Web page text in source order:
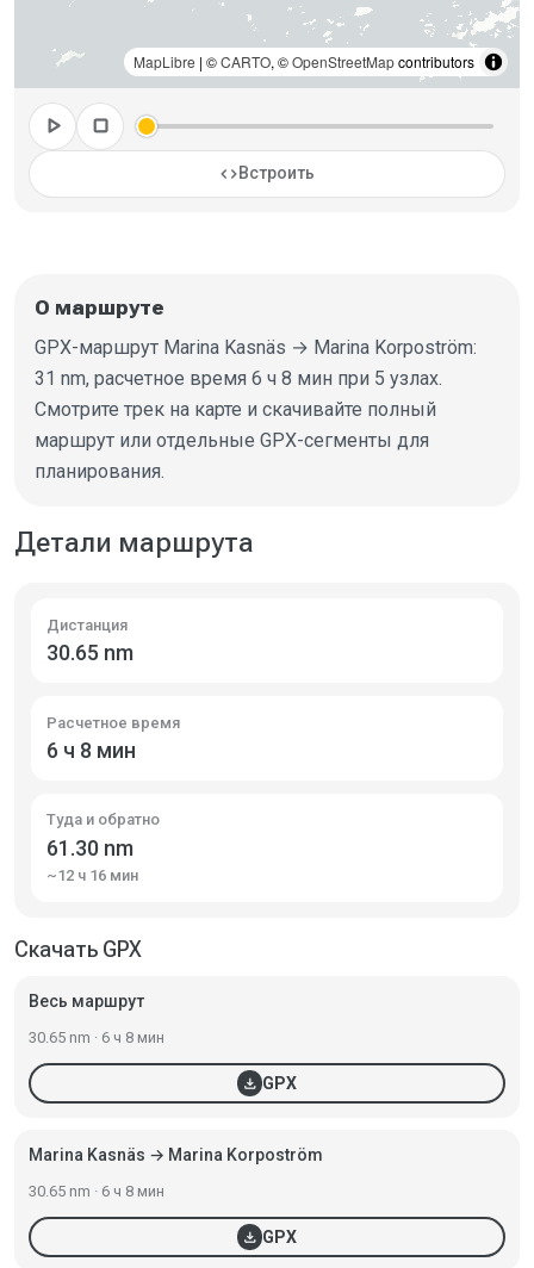
MapLibre | ©CARTO, ©OpenStreetMapcontributors
play_arrow stop
codeВстроить
О маршруте
GPX-маршрут Marina Kasnäs → Marina Korpoström:
31 nm, расчетное время 6 ч 8 мин при 5 узлах.
Смотрите трек на карте и скачивайте полный
маршрут или отдельные GPX-сегменты для
планирования.
Детали маршрута
Дистанция
30.65 nm
Расчетное время
6 ч 8 мин
Туда и обратно
61.30 nm
~12 ч 16 мин
Скачать GPX
Весь маршрут
30.65 nm · 6 ч 8 мин
download GPX
Marina Kasnäs → Marina Korpoström
30.65 nm · 6 ч 8 мин
download GPX